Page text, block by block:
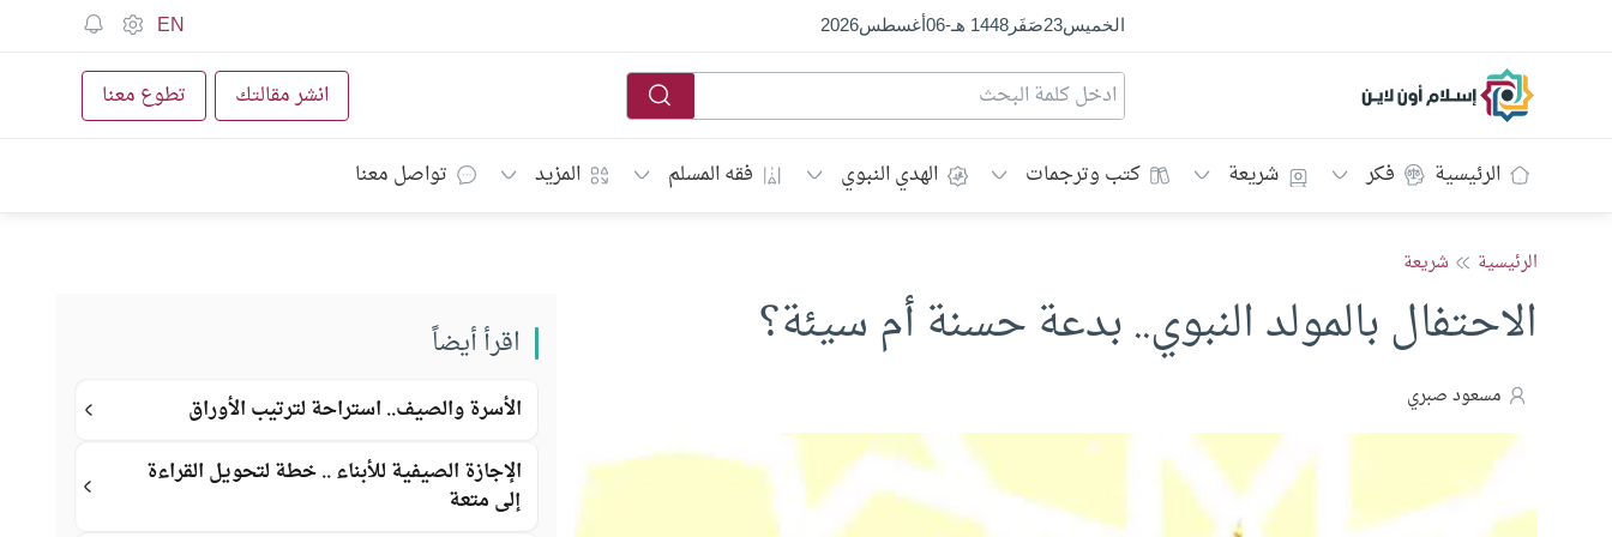
الخميس23صَفَر1448 هـ -
06أغسطس2026
EN
إسلام أون لاين انشر مقالتك تطوع معنا
الرئيسية فكر شريعة كتب وترجمات الهدي النبوي فقه المسلم المزيد تواصل معنا
الرئيسية شريعة
الاحتفال بالمولد النبوي.. بدعة حسنة أم سيئة؟
مسعود صبري
اقرأ أيضاً
الأسرة والصيف.. استراحة لترتيب الأوراق
الإجازة الصيفية للأبناء .. خطة لتحويل القراءة
إلى متعة